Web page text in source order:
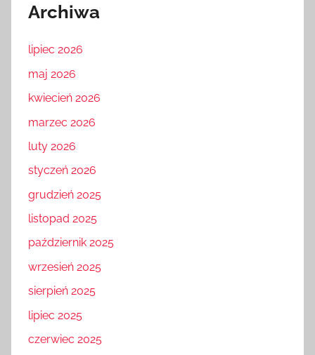
Archiwa
lipiec 2026
maj 2026
kwiecień 2026
marzec 2026
luty 2026
styczeń 2026
grudzień 2025
listopad 2025
październik 2025
wrzesień 2025
sierpień 2025
lipiec 2025
czerwiec 2025